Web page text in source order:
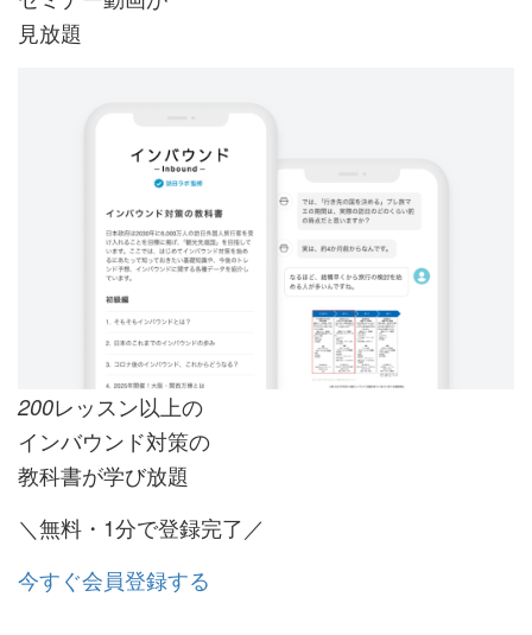
見放題
200レッスン以上の
インバウンド対策の
教科書が学び放題
＼無料・1分で登録完了／
今すぐ会員登録する